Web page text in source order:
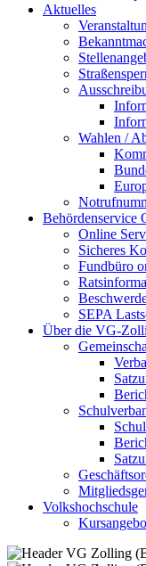
Aktuelles
Wahlen /
Behördenservice
Online
Sicheres
Fundbüro
SEPA
Über die VG-
Volkshochschule